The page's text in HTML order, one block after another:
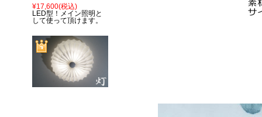
¥17,600(税込)
LED型！メイン照明と
して使って頂けます。